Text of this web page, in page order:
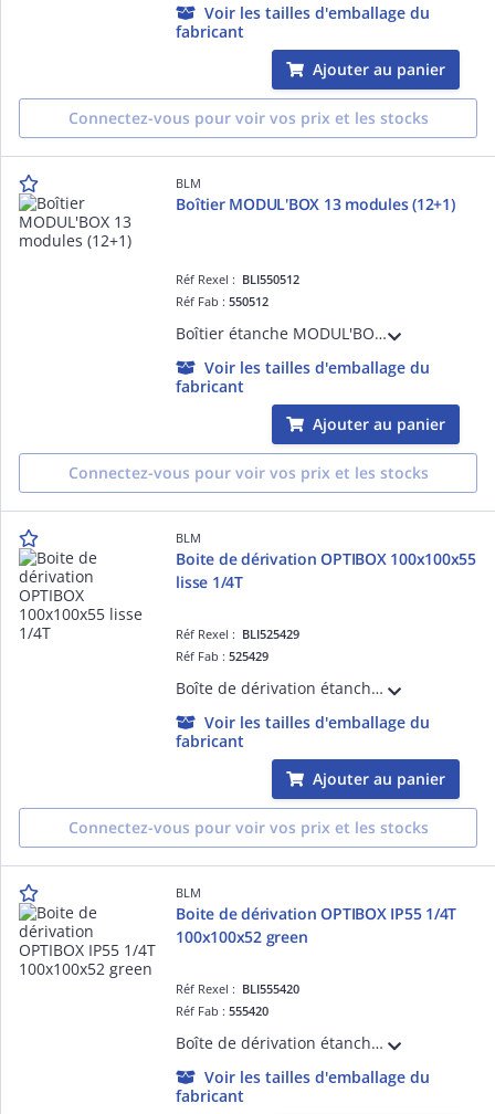
Voir les tailles d'emballage du
fabricant
Ajouter au panier
Connectez-vous pour voir vos prix et les stocks
BLM
Boîtier MODUL'BOX 13 modules (12+1)
Réf Rexel : BLI550512
Réf Fab :550512
Boîtier étanche MODUL'BOX 13 modules (12+1), IP65, tenue au fil incandescent 850°C, avec rail DIN et borniers à vis
Voir les tailles d'emballage du
fabricant
Ajouter au panier
Connectez-vous pour voir vos prix et les stocks
BLM
Boite de dérivation OPTIBOX 100x100x55
lisse 1/4T
Réf Rexel : BLI525429
Réf Fab :525429
Boîte de dérivation étanche à percer. Faces lisses pour une installation de presse-étoupe ISO ou Pg. Tenue au fil incandescent 960°C. IP65.
Voir les tailles d'emballage du
fabricant
Ajouter au panier
Connectez-vous pour voir vos prix et les stocks
BLM
Boite de dérivation OPTIBOX IP55 1/4T
100x100x52 green
Réf Rexel : BLI555420
Réf Fab :555420
Boîte de dérivation étanche avec 9 entrées bi-injectées et repérage des ' de passage. Volume optimisé. Insertion directe des câbles. Accepte câbles et tubes de 4 à 25mm. Livrée avec patte OPTIFIX intégrée.
Voir les tailles d'emballage du
fabricant